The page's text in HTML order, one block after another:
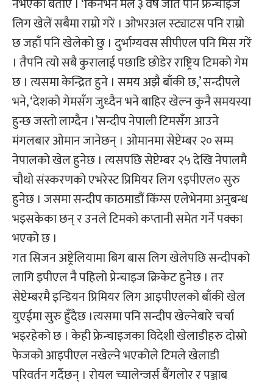
नभएको बताए । ‘किनभने मैले ३ वर्ष जति पनि फ्रेन्चाइज
लिग खेलें सबैमा राम्रो गरें । ओभरअल स्ट्याटस पनि राम्रो
छ जहाँ पनि खेलेको छु । दुर्भाग्यवस सीपीएल पनि मिस गरें
। तैपनि त्यो सबै कुरालाई पछाडि छोडेर राष्ट्रिय टिमको गेम
छ । त्यसमा केन्द्रित हुने । समय अझै बाँकी छ,’ सन्दीपले
भने, ‘देशको गेमसँग जुध्दैन भने बाहिर खेल्न कुनै समयस्या
हुन्छ जस्तो लाग्दैन ।’सन्दीप नेपाली टिमसँग आउने
मंगलबार ओमान जानेछन् । ओमानमा सेप्टेम्बर २० सम्म
नेपालको खेल हुनेछ । त्यसपछि सेप्टेम्बर २५ देखि नेपालमै
चौथो संस्करणको एभरेस्ट प्रिमियर लिग ९इपीएल० सुरु
हुनेछ । जसमा सन्दीप काठमाडौं किंग्स एलेभेनमा अनुबन्ध
भइसकेका छन् र उनले टिमको कप्तानी समेत गर्ने पक्का
भएको छ ।
गत सिजन अष्ट्रेलियामा बिग बास लिग खेलेपछि सन्दीपको
लागि इपीएल नै पहिलो प्रेन्चाइज क्रिकेट हुनेछ । तर
सेप्टेम्बरमै इन्डियन प्रिमियर लिग आइपीएलको बाँकी खेल
युएईमा सुरु हुँदैछ ।त्यसमा पनि सन्दीप खेल्नेबारे चर्चा
भइरहेको छ । केही फ्रेन्चाइजका विदेशी खेलाडीहरु दोस्रो
फेजको आइपीएल नखेल्ने भएकोले टिमले खेलाडी
परिवर्तन गर्दैछन् । रोयल च्यालेन्जर्स बैंगलोर र पञ्जाब